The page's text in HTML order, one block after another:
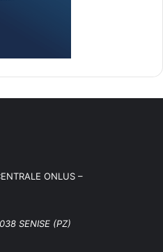
ONLUS –
SENISE (PZ)